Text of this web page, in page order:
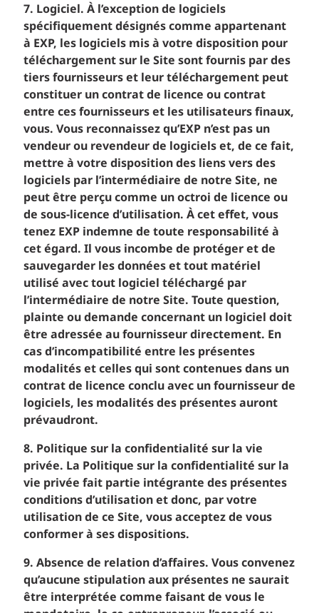
7. Logiciel. À l’exception de logiciels
spécifiquement désignés comme appartenant
à EXP, les logiciels mis à votre disposition pour
téléchargement sur le Site sont fournis par des
tiers fournisseurs et leur téléchargement peut
constituer un contrat de licence ou contrat
entre ces fournisseurs et les utilisateurs finaux,
vous. Vous reconnaissez qu’EXP n’est pas un
vendeur ou revendeur de logiciels et, de ce fait,
mettre à votre disposition des liens vers des
logiciels par l’intermédiaire de notre Site, ne
peut être perçu comme un octroi de licence ou
de sous-licence d’utilisation. À cet effet, vous
tenez EXP indemne de toute responsabilité à
cet égard. Il vous incombe de protéger et de
sauvegarder les données et tout matériel
utilisé avec tout logiciel téléchargé par
l’intermédiaire de notre Site. Toute question,
plainte ou demande concernant un logiciel doit
être adressée au fournisseur directement. En
cas d’incompatibilité entre les présentes
modalités et celles qui sont contenues dans un
contrat de licence conclu avec un fournisseur de
logiciels, les modalités des présentes auront
prévaudront.
8. Politique sur la confidentialité sur la vie
privée. La Politique sur la confidentialité sur la
vie privée fait partie intégrante des présentes
conditions d’utilisation et donc, par votre
utilisation de ce Site, vous acceptez de vous
conformer à ses dispositions.
9. Absence de relation d’affaires. Vous convenez
qu’aucune stipulation aux présentes ne saurait
être interprétée comme faisant de vous le